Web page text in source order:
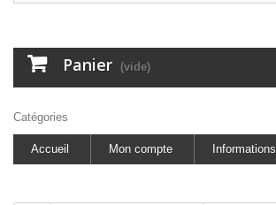
Panier (vide)
Catégories
Accueil Mon compte Informations